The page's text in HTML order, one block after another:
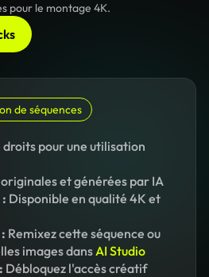
pour le montage 4K.
de séquences
droits pour une utilisation
et générées par IA
Disponible en qualité 4K et
Remixez cette séquence ou
images dansAI Studio
Débloquez l'accès créatif